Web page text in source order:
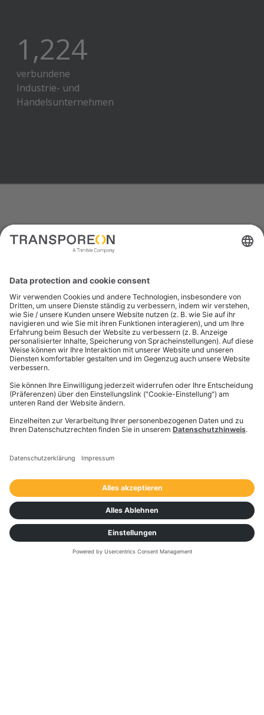
1,500
verbundene
Industrie- und
Handelsunternehmen
Publikationen
Sehen Sie sich unsere Bibliothek mit Berichten,
White Papers und eBooks an, die die Ansichten und
Erkenntnisse von Marktexperten enthalten.
Logistik 2026: Strategie & Vision
Meistern Sie den Wandel vom Krisenmanagement
hin zu autonomen Systemen. Gemeinsam mit
Thomas Kistner und Branchenführern präsentieren